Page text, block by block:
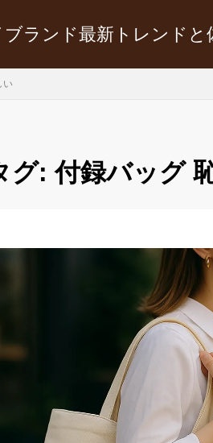
ランド最新トレンドと
い
グ:付録バッグ